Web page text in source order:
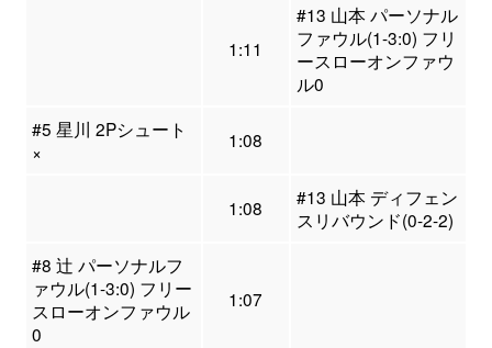
1:11
#13 山本 パーソナル
ファウル(1-3:0) フリ
ースローオンファウ
ル0
#5 星川 2Pシュート
×
1:08
1:08
#13 山本 ディフェン
スリバウンド(0-2-2)
#8 辻 パーソナルフ
ァウル(1-3:0) フリー
スローオンファウル
0
1:07